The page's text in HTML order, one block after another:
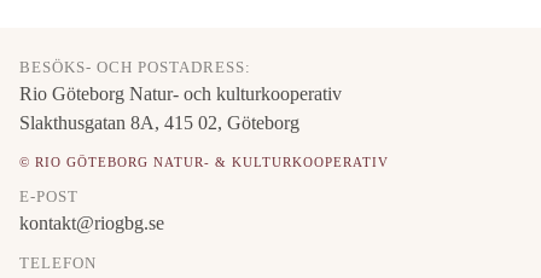
BESÖKS- OCH POSTADRESS:
Rio Göteborg Natur- och kulturkooperativ
Slakthusgatan 8A, 415 02, Göteborg
© RIO GÖTEBORG NATUR- & KULTURKOOPERATIV
E-POST
kontakt@riogbg.se
TELEFON